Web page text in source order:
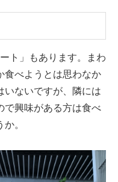
ト」もあります。まわ
食べようとは思わなか
いないですが、隣には
で興味がある方は食べ
。